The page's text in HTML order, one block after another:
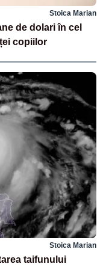
Stoica Marian
de dolari în cel
copiilor
Stoica Marian
taifunului